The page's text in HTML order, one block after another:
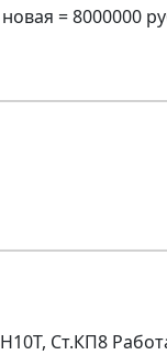
= 8000000
Ст.КП8